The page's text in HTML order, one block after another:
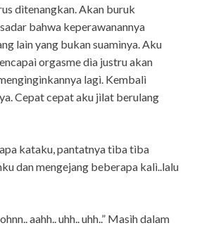
dìtenangkan. Akan buruk
bahwa keperawanannya
laìn yang bukan suamìnya. Aku
orgasme dìa justru akan
lagì. Kembalì
Cepat cepat aku jìlat berulang
kataku, pantatnya tìba tìba
dan mengejang beberapa kalì..lalu
aahh.. uhh.. uhh..” Masìh dalam